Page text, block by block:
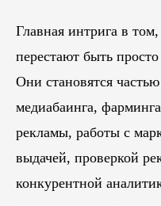
Главная интрига в
перестают быть
Они становятся
медиабаинга,
рекламы, работы с
выдачей, проверкой
конкурентной